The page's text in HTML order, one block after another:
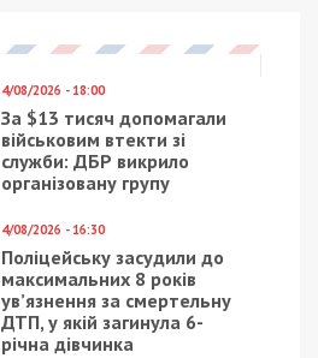
4/08/2026 - 18:00
За $13 тисяч допомагали
військовим втекти зі
служби: ДБР викрило
організовану групу
4/08/2026 - 16:30
Поліцейську засудили до
максимальних 8 років
ув’язнення за смертельну
ДТП, у якій загинула 6-
річна дівчинка